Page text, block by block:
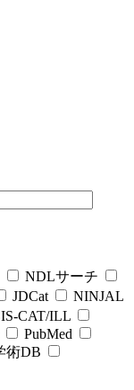
NDLサーチ
JDCat
NINJAL
CAT/ILL
PubMed
術DB